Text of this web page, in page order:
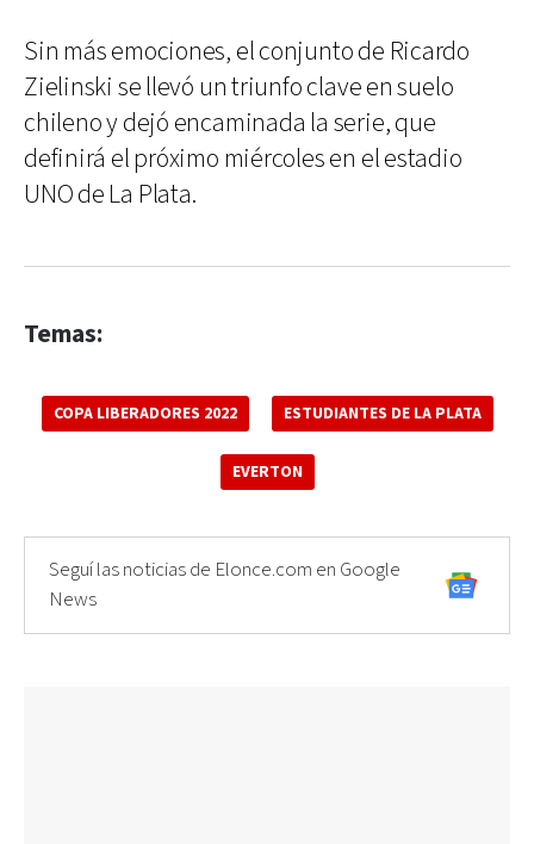
Sin más emociones, el conjunto de Ricardo
Zielinski se llevó un triunfo clave en suelo
chileno y dejó encaminada la serie, que
definirá el próximo miércoles en el estadio
UNO de La Plata.
Temas:
COPA LIBERADORES 2022 ESTUDIANTES DE LA PLATA
EVERTON
Seguí las noticias de Elonce.com en Google
News